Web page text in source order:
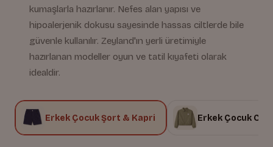
kumaşlarla hazırlanır. Nefes alan yapısı ve
hipoalerjenik dokusu sayesinde hassas ciltlerde bile
güvenle kullanılır. Zeyland'ın yerli üretimiyle
hazırlanan modeller oyun ve tatil kıyafeti olarak
idealdir.
Erkek Çocuk Şort & Kapri Erkek Çocuk